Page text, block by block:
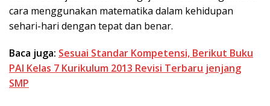
cara menggunakan matematika dalam kehidupan
sehari-hari dengan tepat dan benar.
Baca juga: Sesuai Standar Kompetensi, Berikut Buku
PAI Kelas 7 Kurikulum 2013 Revisi Terbaru jenjang
SMP